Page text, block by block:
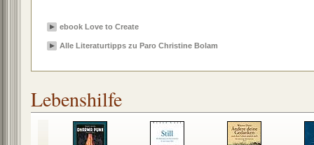
ebook Love to Create
Alle Literaturtipps zu Paro Christine Bolam
Lebenshilfe